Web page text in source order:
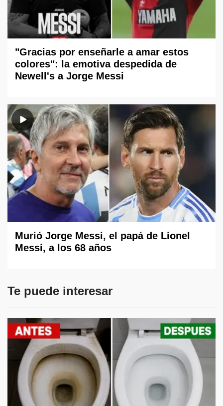
"Gracias por enseñarle a amar estos
colores": la emotiva despedida de
Newell's a Jorge Messi
Murió Jorge Messi, el papá de Lionel
Messi, a los 68 años
Te puede interesar